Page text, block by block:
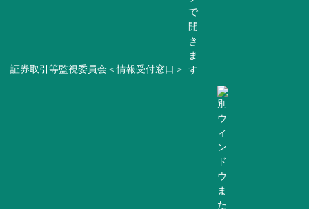
証券取引等監視委員会＜情報受付窓口＞